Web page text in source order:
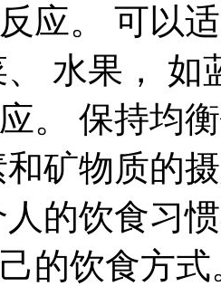
应。 可以
水果， 如
。 保持均
矿物质的
的饮食习
的饮食方